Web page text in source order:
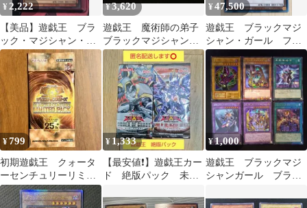
¥ 2,222
【美品】遊戯王 ブラ
ック・マジシャン・ガ
ール シークレット
¥3,620
遊戯王 魔術師の弟子
ブラックマジシャンガ
ール アルティメッ
ト 光の黄金櫃 シク
¥47,500
遊戯王 ブラックマジ
シャン・ガール ファ
ラオズウルトラ スペ
イン語
¥799
初期遊戯王 クォータ
ーセンチュリーリミテ
ッド 1パック 新品未
開封②
¥ 1,333
【最安値❗】遊戯王カー
ド 絶版パック 未開
ブカオスなど
¥1,000
遊戯王 ブラックマジ
シャンガール ブラッ
セット